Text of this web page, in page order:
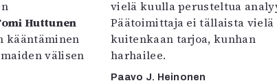
Huttunen
kääntäminen
välisen
vielä kuulla perusteltua
Päätoimittaja ei tällaista vielä
kuitenkaan tarjoa, kunhan
harhailee.
Paavo J. Heinonen